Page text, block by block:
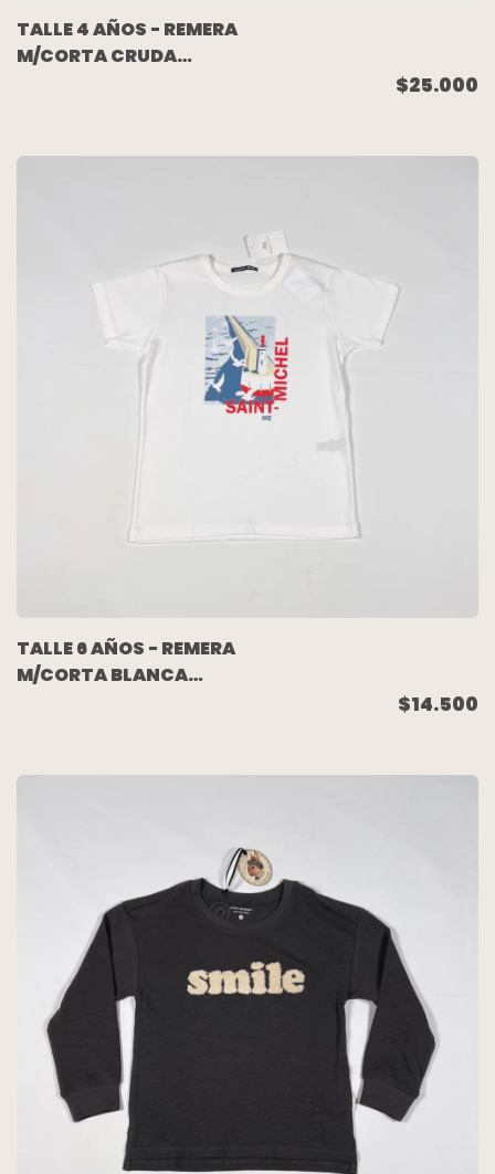
TALLE 4 AÑOS - REMERA
M/CORTA CRUDA
$25.000
TALLE 6 AÑOS - REMERA
M/CORTA BLANCA
$14.500